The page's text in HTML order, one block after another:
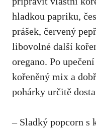
hladkou papriku,
prášek, ‌červený
libovolné další
oregano. Po
kořeněný​ mix a
pohárky určitě
– Sladký popcorn s